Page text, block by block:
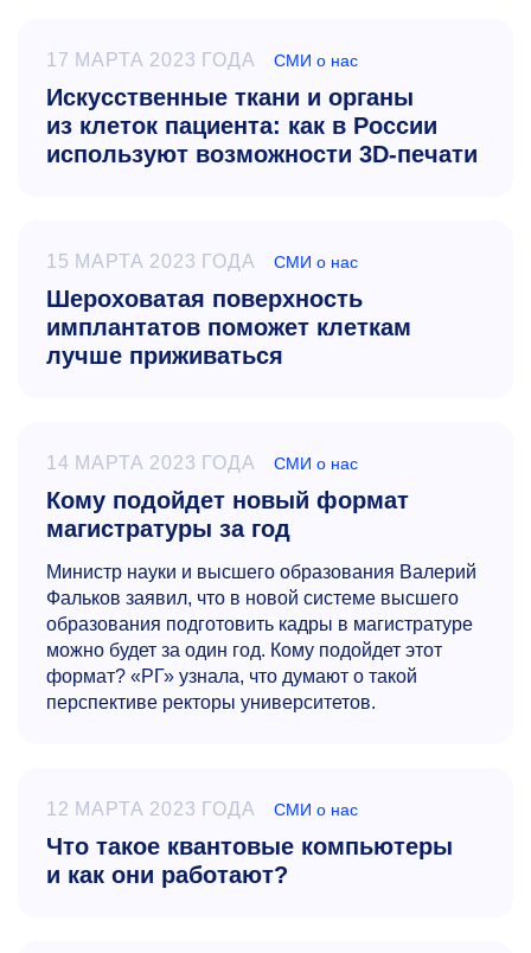
17 МАРТА 2023 ГОДА СМИ о нас
Искусственные ткани и органы
из клеток пациента: как в России
используют возможности 3D-печати
15 МАРТА 2023 ГОДА СМИ о нас
Шероховатая поверхность
имплантатов поможет клеткам
лучше приживаться
14 МАРТА 2023 ГОДА СМИ о нас
Кому подойдет новый формат
магистратуры за год
Министр науки и высшего образования Валерий
Фальков заявил, что в новой системе высшего
образования подготовить кадры в магистратуре
можно будет за один год. Кому подойдет этот
формат? «РГ» узнала, что думают о такой
перспективе ректоры университетов.
12 МАРТА 2023 ГОДА СМИ о нас
Что такое квантовые компьютеры
и как они работают?